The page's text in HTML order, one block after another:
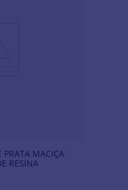
PRATA MACIÇA
RESINA